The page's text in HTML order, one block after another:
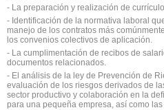
- La preparación y realización de
- Identificación de la normativa laboral
manejo de los contratos más
los convenios colectivos de aplicación.
- La cumplimentación de recibos de
documentos relacionados.
- El análisis de la ley de Prevención de
evaluación de los riesgos derivados de
sector productivo y colaboración en la
para una pequeña empresa, así como